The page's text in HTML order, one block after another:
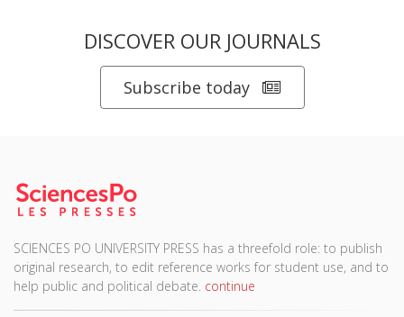
DISCOVER OUR JOURNALS
Subscribe today
SCIENCES PO UNIVERSITY PRESS has a threefold role: to publish
original research, to edit reference works for student use, and to
help public and political debate. continue